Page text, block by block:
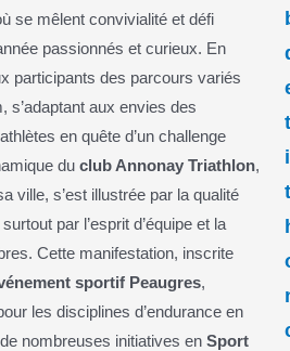
se mêlent convivialité et défi
passionnés et curieux. En
participants des parcours variés
s’adaptant aux envies des
en quête d’un challenge
du club Annonay Triathlon,
ville, s’est illustrée par la qualité
par l’esprit d’équipe et la
Cette manifestation, inscrite
sportif Peaugres,
les disciplines d’endurance en
nombreuses initiatives en Sport